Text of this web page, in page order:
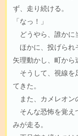
ず、走り続ける。
「なっ！」
どうやら、誰かに
ほかに、投げられ
矢理動かし、町から
そうして、視線を
てきた。
また、カメレオ
そんな恐怖を覚え
みが走る。